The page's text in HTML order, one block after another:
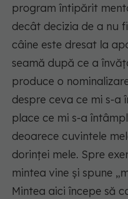
program întipărit
decât decizia de a nu
câine este dresat la
seamă după ce a
produce o
despre ceva ce mi s-a
place ce mi s-a
deoarece cuvintele
dorinței mele. Spre
mintea vine și spune
Mintea aici începe să